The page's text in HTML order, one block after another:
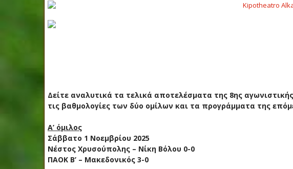
Δείτε αναλυτικά τα τελικά αποτελέσματα της 8ης
τις βαθμολογίες των δύο ομίλων και τα προγράμματα της
Α’ όμιλος
Σάββατο 1 Νοεμβρίου 2025
Νέστος Χρυσούπολης – Νίκη Βόλου 0-0
ΠΑΟΚ Β’ – Μακεδονικός 3-0